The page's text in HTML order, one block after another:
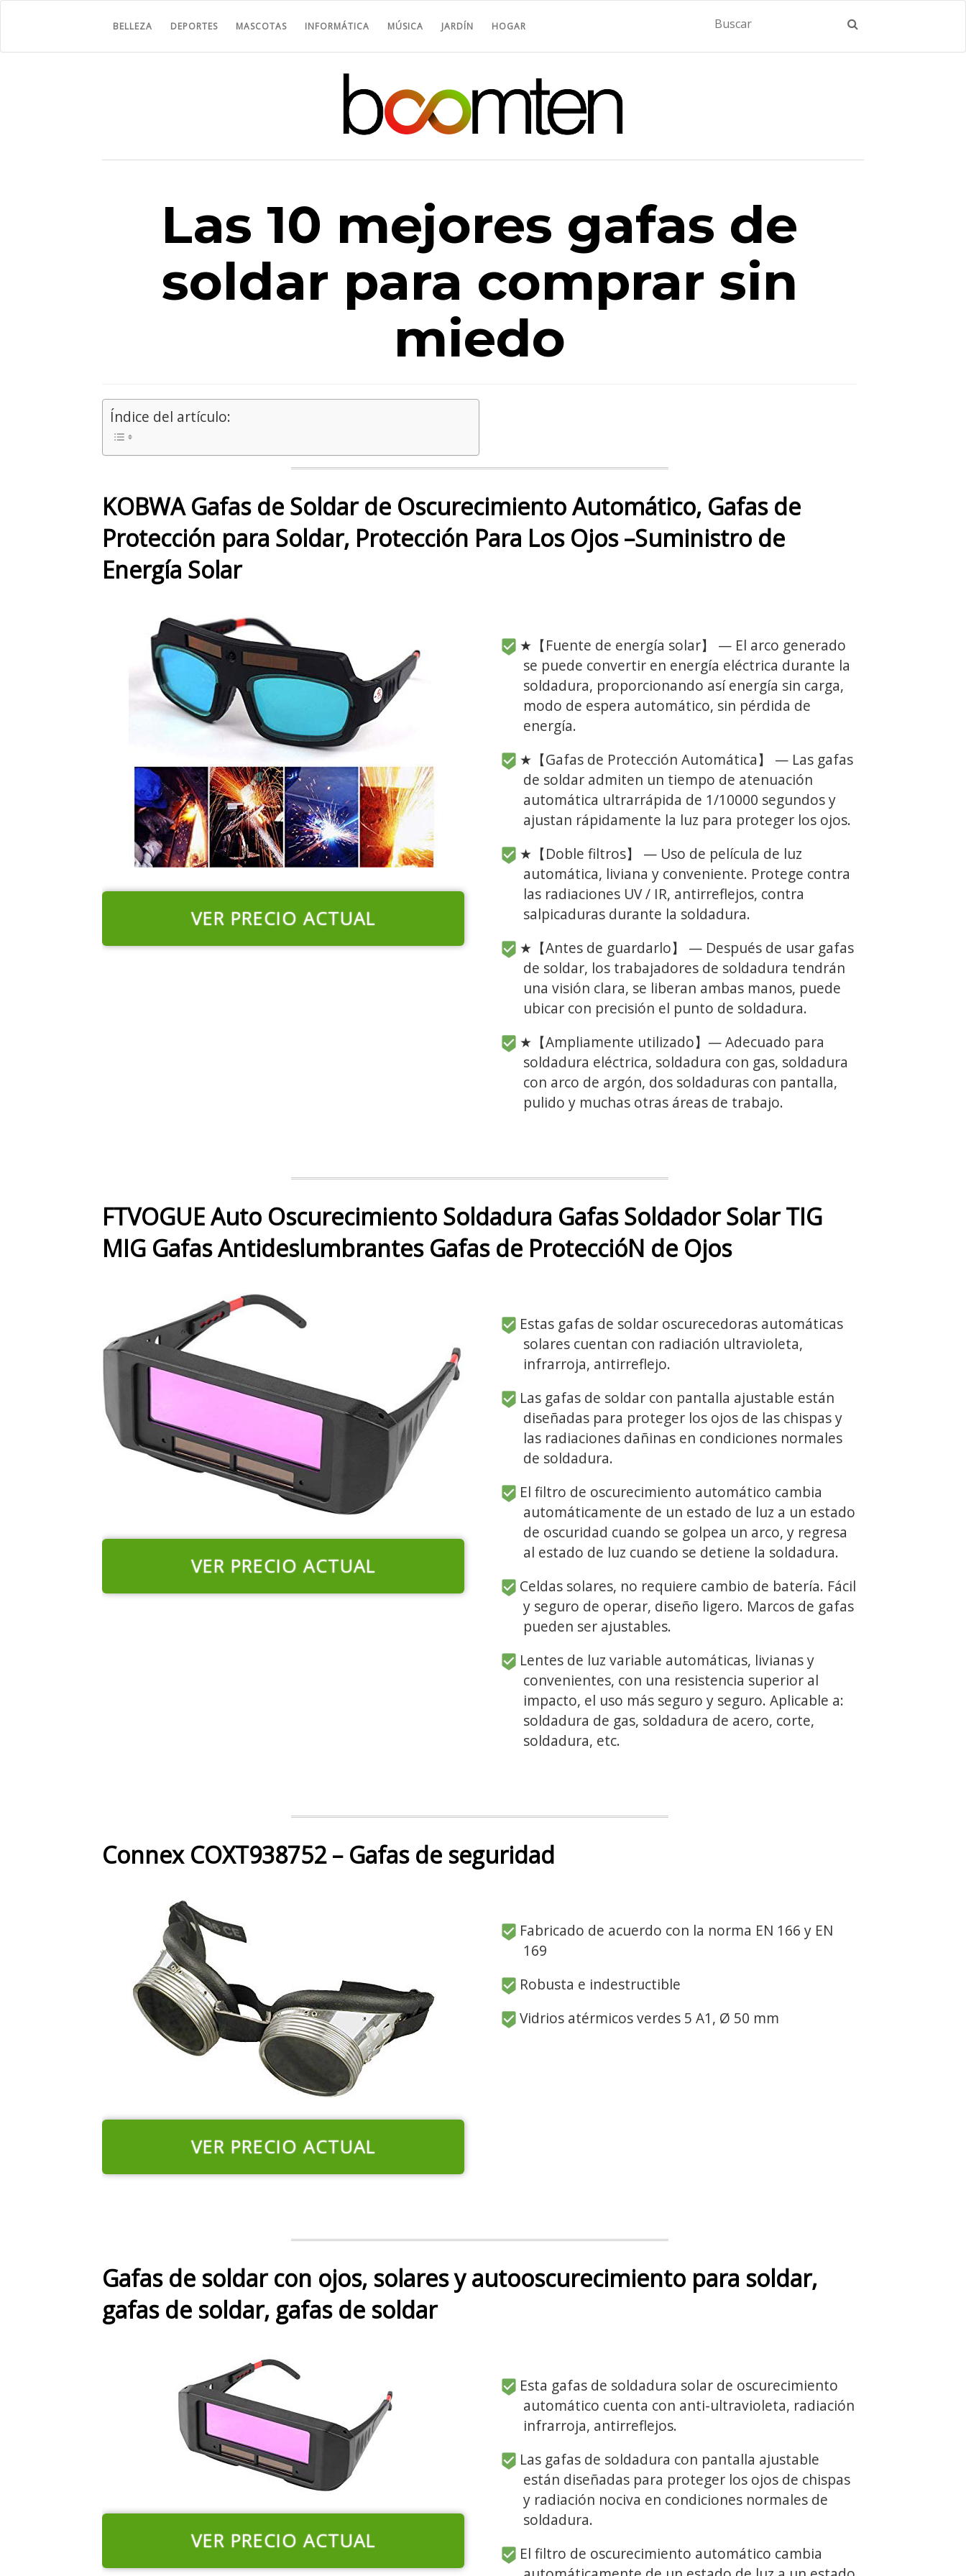
BELLEZA DEPORTES MASCOTAS INFORMÁTICA MÚSICA JARDÍN HOGAR
Las 10 mejores gafas de
soldar para comprar sin
miedo
Índice del artículo:
KOBWA Gafas de Soldar de Oscurecimiento Automático, Gafas de
Protección para Soldar, Protección Para Los Ojos –Suministro de
Energía Solar
VER PRECIO ACTUAL
★【Fuente de energía solar】 — El arco generado
se puede convertir en energía eléctrica durante la
soldadura, proporcionando así energía sin carga,
modo de espera automático, sin pérdida de
energía.
★【Gafas de Protección Automática】 — Las gafas
de soldar admiten un tiempo de atenuación
automática ultrarrápida de 1/10000 segundos y
ajustan rápidamente la luz para proteger los ojos.
★【Doble filtros】 — Uso de película de luz
automática, liviana y conveniente. Protege contra
las radiaciones UV / IR, antirreflejos, contra
salpicaduras durante la soldadura.
★【Antes de guardarlo】 — Después de usar gafas
de soldar, los trabajadores de soldadura tendrán
una visión clara, se liberan ambas manos, puede
ubicar con precisión el punto de soldadura.
★【Ampliamente utilizado】— Adecuado para
soldadura eléctrica, soldadura con gas, soldadura
con arco de argón, dos soldaduras con pantalla,
pulido y muchas otras áreas de trabajo.
FTVOGUE Auto Oscurecimiento Soldadura Gafas Soldador Solar TIG
MIG Gafas Antideslumbrantes Gafas de ProteccióN de Ojos
VER PRECIO ACTUAL
Estas gafas de soldar oscurecedoras automáticas
solares cuentan con radiación ultravioleta,
infrarroja, antirreflejo.
Las gafas de soldar con pantalla ajustable están
diseñadas para proteger los ojos de las chispas y
las radiaciones dañinas en condiciones normales
de soldadura.
El filtro de oscurecimiento automático cambia
automáticamente de un estado de luz a un estado
de oscuridad cuando se golpea un arco, y regresa
al estado de luz cuando se detiene la soldadura.
Celdas solares, no requiere cambio de batería. Fácil
y seguro de operar, diseño ligero. Marcos de gafas
pueden ser ajustables.
Lentes de luz variable automáticas, livianas y
convenientes, con una resistencia superior al
impacto, el uso más seguro y seguro. Aplicable a:
soldadura de gas, soldadura de acero, corte,
soldadura, etc.
Connex COXT938752 – Gafas de seguridad
VER PRECIO ACTUAL
Fabricado de acuerdo con la norma EN 166 y EN
169
Robusta e indestructible
Vidrios atérmicos verdes 5 A1, Ø 50 mm
Gafas de soldar con ojos, solares y autooscurecimiento para soldar,
gafas de soldar, gafas de soldar
VER PRECIO ACTUAL
Esta gafas de soldadura solar de oscurecimiento
automático cuenta con anti-ultravioleta, radiación
infrarroja, antirreflejos.
Las gafas de soldadura con pantalla ajustable
están diseñadas para proteger los ojos de chispas
y radiación nociva en condiciones normales de
soldadura.
El filtro de oscurecimiento automático cambia